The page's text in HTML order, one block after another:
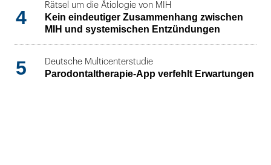
4
Rätsel um die Ätiologie von MIH
Kein eindeutiger Zusammenhang zwischen
MIH und systemischen Entzündungen
5 Deutsche Multicenterstudie
Parodontaltherapie-App verfehlt Erwartungen